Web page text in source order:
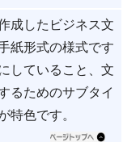
成したビジネス文
紙形式の様式です
していること、文
るためのサブタイ
特色です。